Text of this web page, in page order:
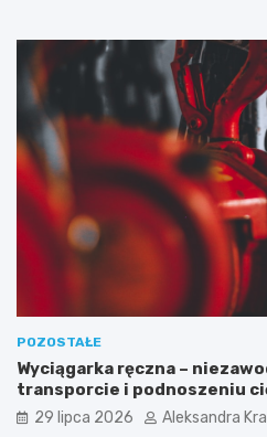
POZOSTAŁE
Wyciągarka ręczna –
transporcie i podnoszeniu
29 lipca 2026 Aleksandra